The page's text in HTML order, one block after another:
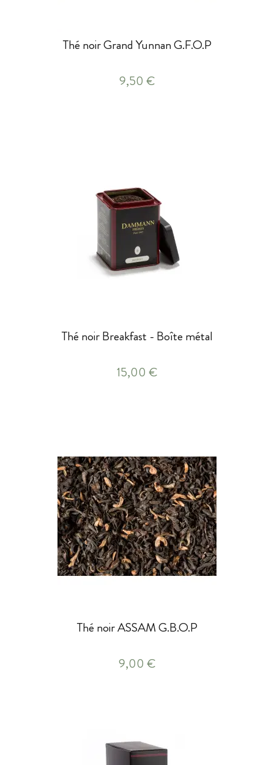
Thé noir Grand Yunnan G.F.O.P
9,50 €
Thé noir Breakfast - Boîte métal
15,00 €
Thé noir ASSAM G.B.O.P
9,00 €